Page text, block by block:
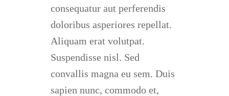
consequatur aut perferendis
doloribus asperiores repellat.
Aliquam erat volutpat.
Suspendisse nisl. Sed
convallis magna eu sem. Duis
sapien nunc, commodo et,